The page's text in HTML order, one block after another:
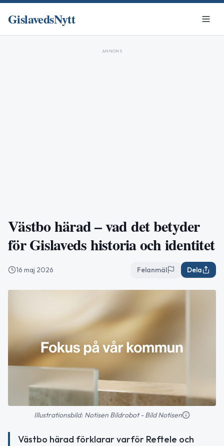
GislavedsNytt
ANNONS
Västbo härad – vad det betyder
för Gislaveds historia och identitet
16 maj 2026 Felanmäl Dela
Illustrationsbild: Notisen Bildrobot - Bild Notisen
Västbo härad förklarar varför Reftele och